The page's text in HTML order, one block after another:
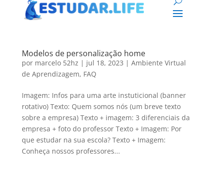
Modelos de personalização home
por marcelo 52hz | jul 18, 2023 | Ambiente Virtual
de Aprendizagem, FAQ
Imagem: Infos para uma arte instuticional (banner
rotativo) Texto: Quem somos nós (um breve texto
sobre a empresa) Texto + imagem: 3 diferenciais da
empresa + foto do professor Texto + Imagem: Por
que estudar na sua escola? Texto + Imagem:
Conheça nossos professores...